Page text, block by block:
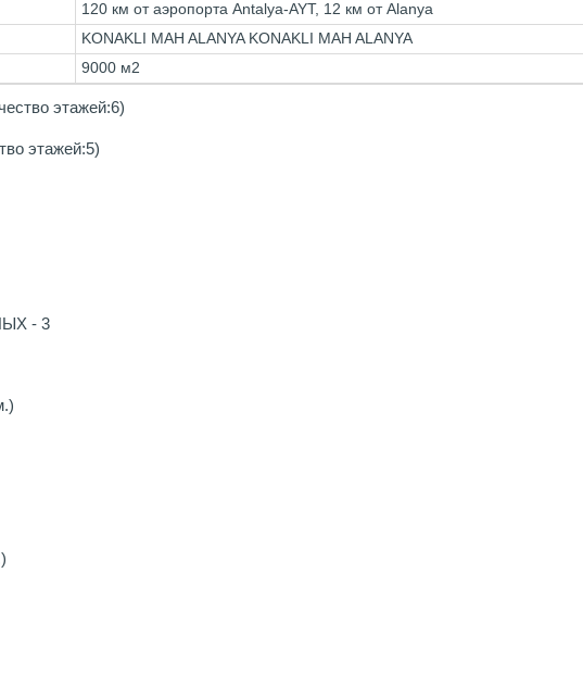
120 км от аэропорта Antalya-AYT, 12 км от Alanya
KONAKLI MAH ALANYA KONAKLI MAH ALANYA
9000 м2
этажей:6)
этажей:5)
- 3